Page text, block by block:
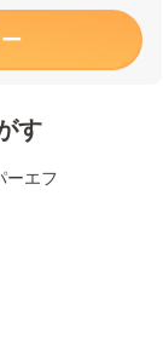
す
ーエフ